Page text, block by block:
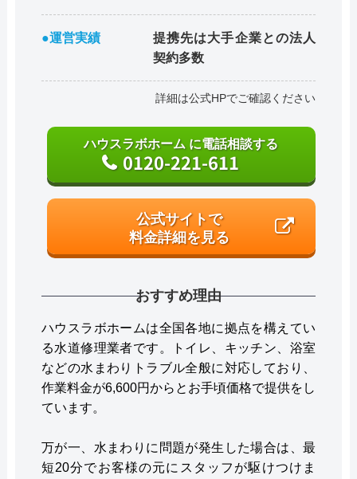
●運営実績
提携先は大手企業との法人
契約多数
詳細は公式HPでご確認ください
ハウスラボホーム に電話相談する
0120-221-611
公式サイトで
料金詳細を見る
おすすめ理由
ハウスラボホームは全国各地に拠点を構えてい
る水道修理業者です。トイレ、キッチン、浴室
などの水まわりトラブル全般に対応しており、
作業料金が6,600円からとお手頃価格で提供をし
ています。
万が一、水まわりに問題が発生した場合は、最
短20分でお客様の元にスタッフが駆けつけま